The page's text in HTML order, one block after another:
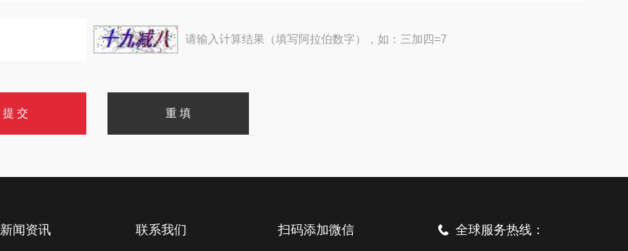
请输入计算结果（填写阿拉伯数字），如：三加四=7
新闻资讯 联系我们 扫码添加微信 全球服务热线：